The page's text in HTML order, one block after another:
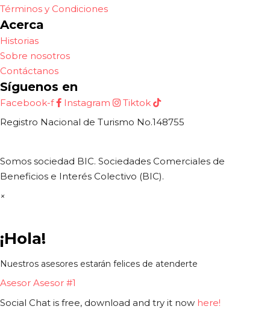
Términos y Condiciones
Acerca
Historias
Sobre nosotros
Contáctanos
Síguenos en
Facebook-f Instagram
Tiktok
Registro Nacional de Turismo No.148755
Somos sociedad BIC. Sociedades Comerciales de
Beneficios e Interés Colectivo (BIC).
×
¡Hola!
Nuestros asesores estarán felices de atenderte
Asesor Asesor #1
Social Chat is free, download and try it now here!